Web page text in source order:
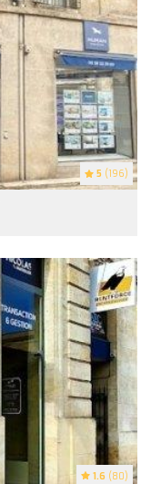
5 (196)
1.6 (80)